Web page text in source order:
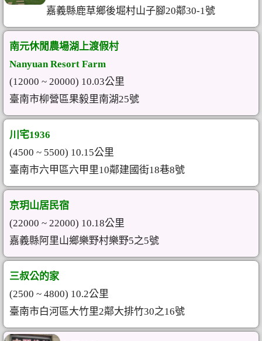
嘉義縣鹿草鄉後堀村山子腳20鄰30-1號
南元休閒農場湖上渡假村
Nanyuan Resort Farm
(12000 ~ 20000) 10.03公里
臺南市柳營區果毅里南湖25號
川宅1936
(4500 ~ 5500) 10.15公里
臺南市六甲區六甲里10鄰建國街18巷8號
京玥山居民宿
(22000 ~ 22000) 10.18公里
嘉義縣阿里山鄉樂野村樂野5之5號
三叔公的家
(2500 ~ 4800) 10.2公里
臺南市白河區大竹里2鄰大排竹30之16號